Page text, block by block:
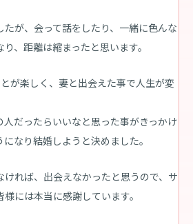
が、会って話をしたり、一緒に色んな
、距離は縮まったと思います。
が楽しく、妻と出会えた事で人生が変
だったらいいなと思った事がきっかけ
なり結婚しようと決めました。
れば、出会えなかったと思うので、サ
には本当に感謝しています。